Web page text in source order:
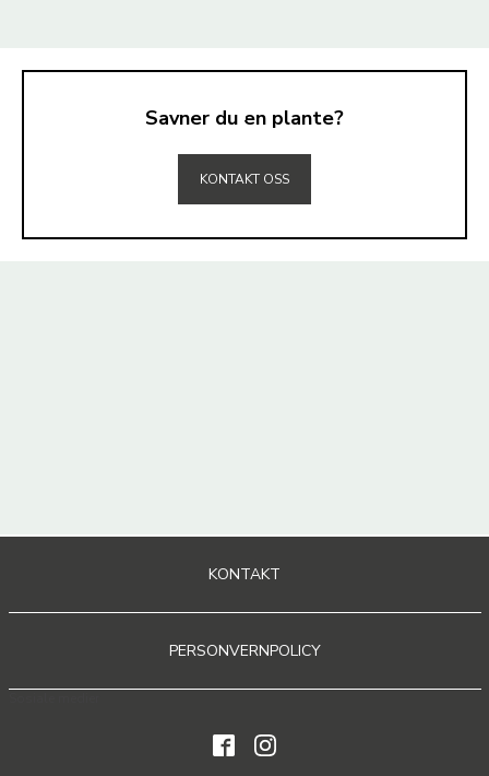
Savner du en plante?
KONTAKT OSS
KONTAKT
PERSONVERNPOLICY